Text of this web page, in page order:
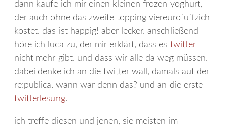
dann kaufe ich mir einen kleinen frozen yoghurt,
der auch ohne das zweite topping viereurofuffzich
kostet. das ist happig! aber lecker. anschließend
höre ich luca zu, der mir erklärt, dass es twitter
nicht mehr gibt. und dass wir alle da weg müssen.
dabei denke ich an die twitter wall, damals auf der
re:publica. wann war denn das? und an die erste
twitterlesung.
ich treffe diesen und jenen, sie meisten im